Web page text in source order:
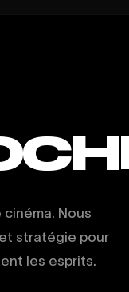
Nous
stratégie pour
les esprits.